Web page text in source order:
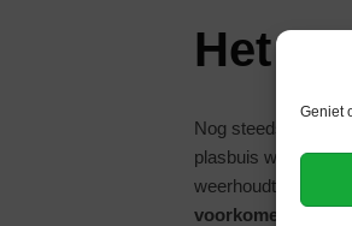
Geniet
Het
Nog steeds heerst
plasbuis wordt
weerhoudt om een
voorkomende